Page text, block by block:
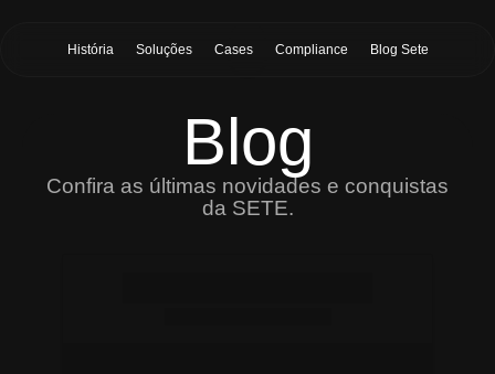
História Soluções Cases Compliance Blog Sete
Blog
Confira as últimas novidades e conquistas
da SETE.